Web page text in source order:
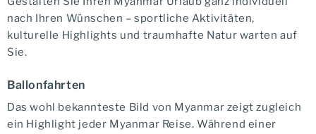
nach Ihren Wünschen – sportliche Aktivitäten,
kulturelle Highlights und traumhafte Natur warten auf
Sie.
Ballonfahrten
Das wohl bekannteste Bild von Myanmar zeigt zugleich
ein Highlight jeder Myanmar Reise. Während einer